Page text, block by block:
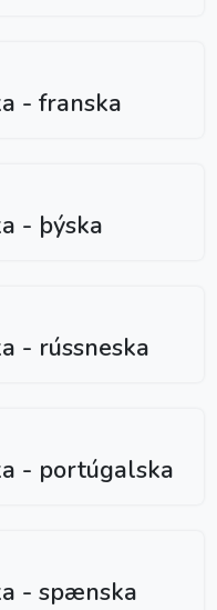
- franska
- þýska
- rússneska
- portúgalska
- spænska